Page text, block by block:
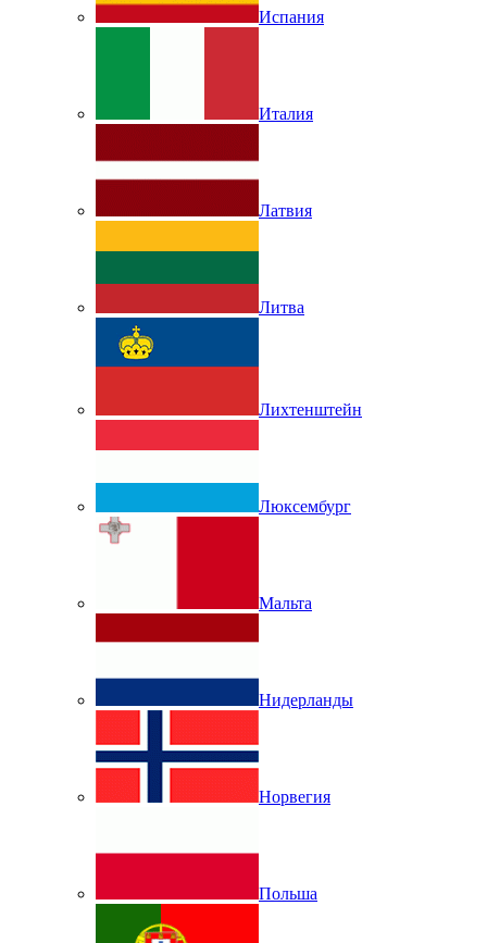
Испания
Италия
Латвия
Литва
Лихтенштейн
Люксембург
Мальта
Нидерланды
Норвегия
Польша